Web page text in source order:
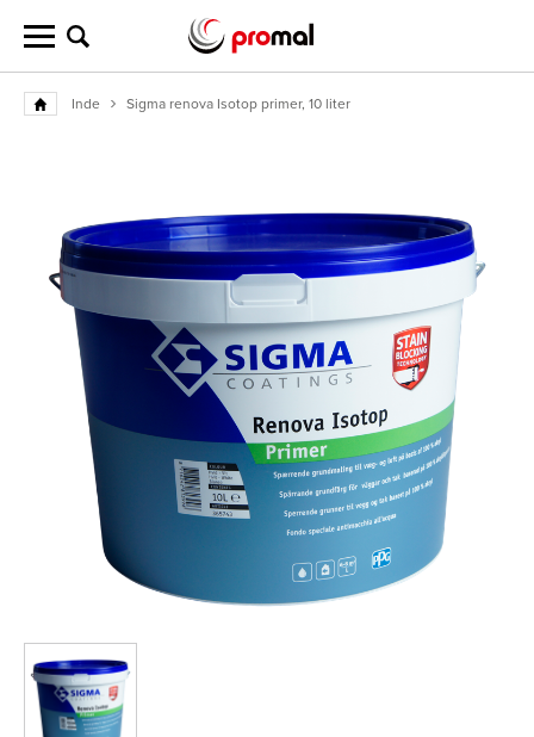
Inde Sigma renova Isotop primer, 10 liter